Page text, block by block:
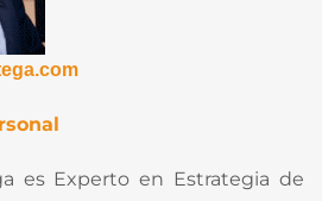
es Experto en Estrategia de